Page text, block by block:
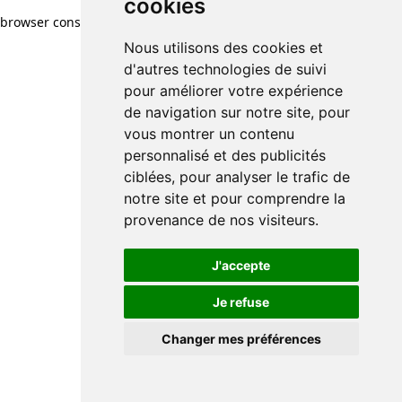
cookies
Nous utilisons des cookies et
d'autres technologies de suivi
pour améliorer votre expérience
de navigation sur notre site, pour
vous montrer un contenu
personnalisé et des publicités
ciblées, pour analyser le trafic de
notre site et pour comprendre la
provenance de nos visiteurs.
J'accepte
Je refuse
Changer mes préférences
browser console for more information)